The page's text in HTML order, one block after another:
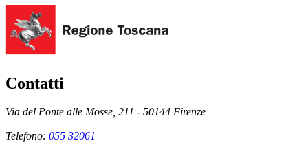
Contatti
Via del Ponte alle Mosse, 211 - 50144 Firenze
Telefono: 055 32061